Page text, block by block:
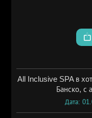
All Inclusive SPA в
Банско, с
Дата: